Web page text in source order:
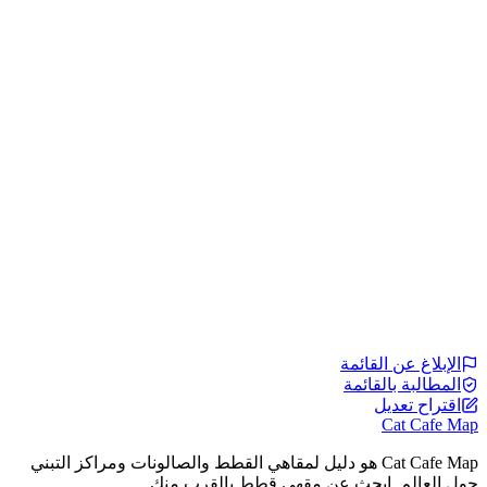
الإبلاغ عن القائمة
المطالبة بالقائمة
اقتراح تعديل
Cat Cafe Map
Cat Cafe Map هو دليل لمقاهي القطط والصالونات ومراكز التبني